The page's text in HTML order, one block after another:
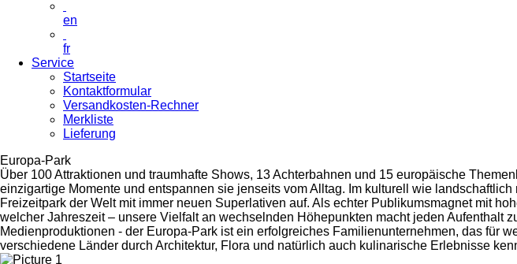
en
fr
Service
Startseite
Kontaktformular
Versandkosten-Rechner
Merkliste
Lieferung
Europa-Park
Über 100 Attraktionen und traumhafte Shows, 13 Achterbahnen und 15 europäische
einzigartige Momente und entspannen sie jenseits vom Alltag. Im kulturell wie
Freizeitpark der Welt mit immer neuen Superlativen auf. Als echter Publikumsmagnet mit
welcher Jahreszeit – unsere Vielfalt an wechselnden Höhepunkten macht jeden Aufenthalt
Medienproduktionen - der Europa-Park ist ein erfolgreiches Familienunternehmen, das für
verschiedene Länder durch Architektur, Flora und natürlich auch kulinarische Erlebnisse